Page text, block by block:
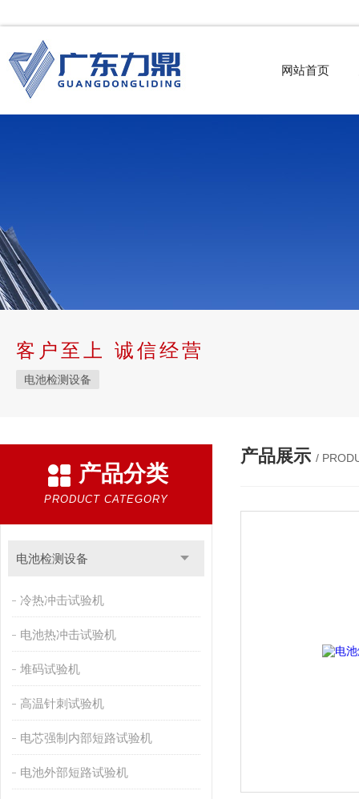
网站首页
客户至上 诚信经营
电池检测设备
产品分类
PRODUCT CATEGORY
电池检测设备
冷热冲击试验机
电池热冲击试验机
堆码试验机
高温针刺试验机
电芯强制内部短路试验机
电池外部短路试验机
产品展示 /